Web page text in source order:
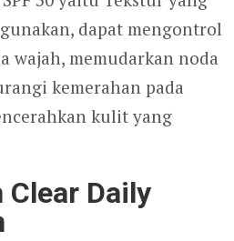
dapat mengontrol
wajah, memudarkan noda
kemerahan pada
kulit yang
Clear Daily